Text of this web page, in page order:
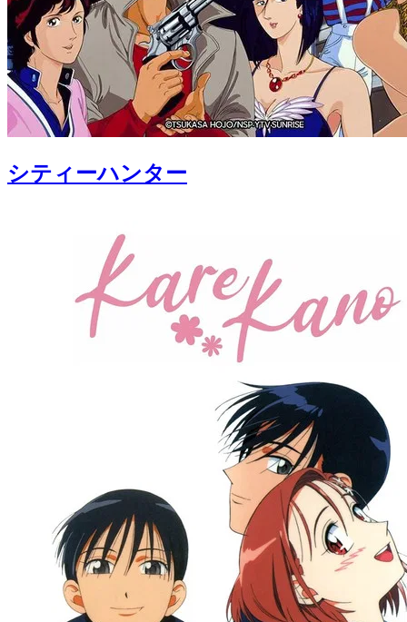
シティーハンター